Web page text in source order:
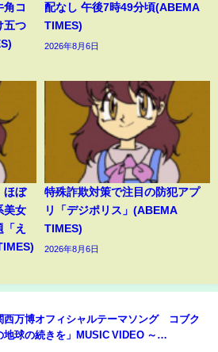
角コ
五つ
配なし 午後7時49分頃(ABEMA
TIMES)
2026年8月6日
ほぼ
美女
え
特殊詐欺対策で注目の防犯アプ
リ「デジポリス」(ABEMA
TIMES)
2026年8月6日
西万博オフィシャルテーマソング コブク
地球の続きを」MUSIC VIDEO ～